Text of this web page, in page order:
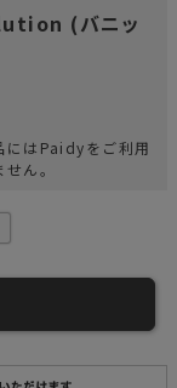
(バニッ
はPaidyをご利用
ん。